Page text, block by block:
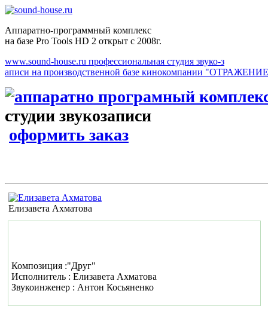
Аппаратно-программный комплекс
на базе Pro Tools HD 2 открыт с 2008г.
www.sound-house.ru профессиональная студия звуко-з
аписи на производственной базе кинокомпании
студии
оформить заказ
Елизавета Ахматова
Композиция :"Друг"
Исполнитель : Елизавета Ахматова
Звукоинженер : Антон Косьяненко